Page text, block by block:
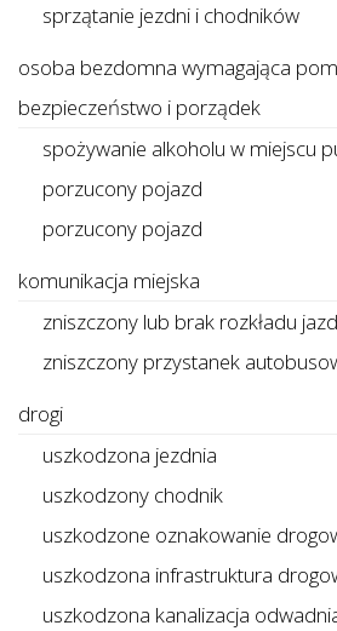
sprzątanie jezdni i chodników
osoba bezdomna wymagająca
bezpieczeństwo i porządek
spożywanie alkoholu w miejscu
porzucony pojazd
porzucony pojazd
komunikacja miejska
zniszczony lub brak rozkładu
zniszczony przystanek
drogi
uszkodzona jezdnia
uszkodzony chodnik
uszkodzone oznakowanie
uszkodzona infrastruktura
uszkodzona kanalizacja